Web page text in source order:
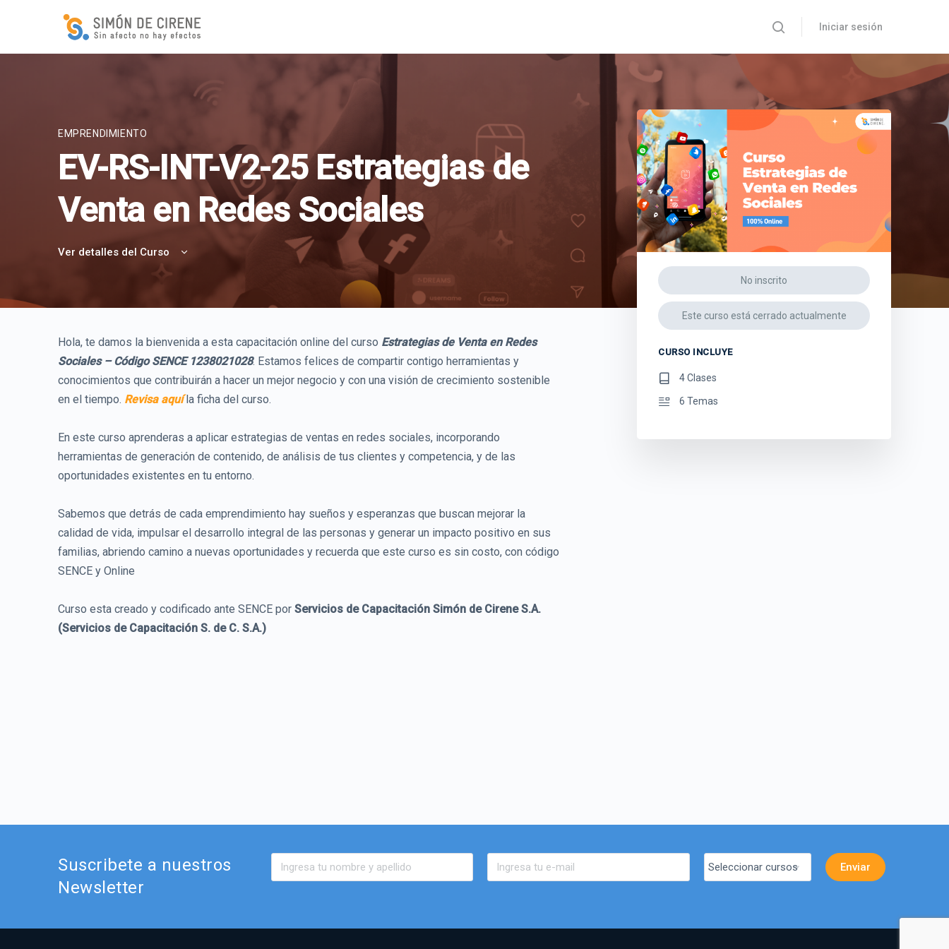
Iniciar sesión
EMPRENDIMIENTO
EV-RS-INT-V2-25 Estrategias de
Venta en Redes Sociales
Ver detalles del Curso
Hola, te damos la bienvenida a esta capacitación online del curso Estrategias de Venta en Redes
Sociales – Código SENCE 1238021028. Estamos felices de compartir contigo herramientas y
conocimientos que contribuirán a hacer un mejor negocio y con una visión de crecimiento sostenible
en el tiempo. Revisa aquí la ficha del curso.
En este curso aprenderas a aplicar estrategias de ventas en redes sociales, incorporando
herramientas de generación de contenido, de análisis de tus clientes y competencia, y de las
oportunidades existentes en tu entorno.
Sabemos que detrás de cada emprendimiento hay sueños y esperanzas que buscan mejorar la
calidad de vida, impulsar el desarrollo integral de las personas y generar un impacto positivo en sus
familias, abriendo camino a nuevas oportunidades y recuerda que este curso es sin costo, con código
SENCE y Online
Curso esta creado y codificado ante SENCE por Servicios de Capacitación Simón de Cirene S.A.
(Servicios de Capacitación S. de C. S.A.)
No inscrito
Este curso está cerrado actualmente
CURSO INCLUYE
4 Clases
6 Temas
Suscribete a nuestros
Newsletter